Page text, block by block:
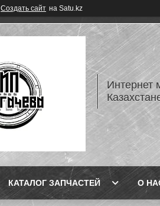
Создать сайт на Satu.kz
Интернет
КАТАЛОГ ЗАПЧАСТЕЙ О